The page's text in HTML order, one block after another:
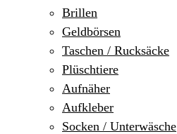
Brillen
Geldbörsen
Taschen / Rucksäcke
Plüschtiere
Aufnäher
Aufkleber
Socken / Unterwäsche